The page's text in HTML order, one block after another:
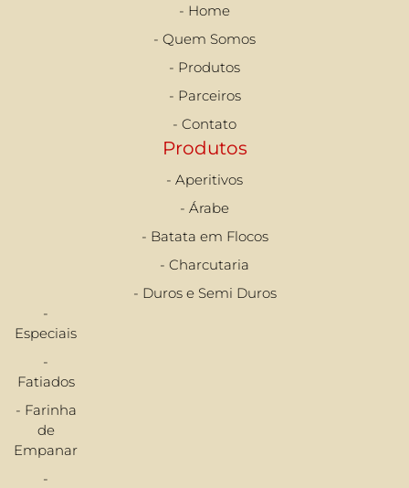
- Home
- Quem Somos
- Produtos
- Parceiros
- Contato
Produtos
- Aperitivos
- Árabe
- Batata em Flocos
- Charcutaria
- Duros e Semi Duros
-
Especiais
-
Fatiados
- Farinha
de
Empanar
-